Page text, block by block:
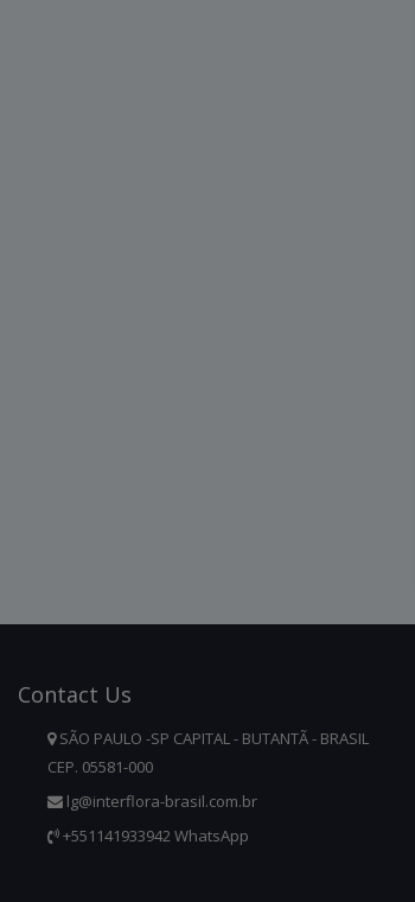
Contact Us
SÃO PAULO -SP CAPITAL - BUTANTÃ - BRASIL
CEP. 05581-000
lg@interflora-brasil.com.br
+551141933942 WhatsApp